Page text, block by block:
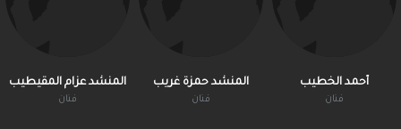
المنشد عزام المقيطيب
فنان
المنشد حمزة غريب
فنان
أحمد الخطيب
فنان